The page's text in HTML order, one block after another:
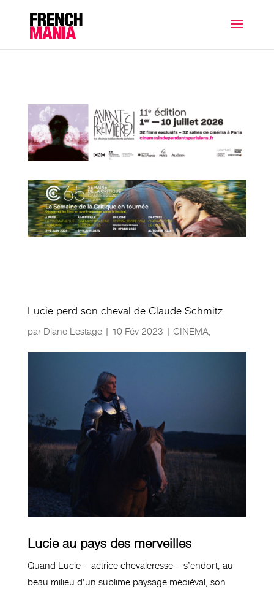
Lucie perd son cheval de Claude Schmitz
par Diane Lestage| 10 Fév 2023 | CINEMA,
Lucie au pays des merveilles
Quand Lucie – actrice chevaleresse– s’endort, au
beau milieu d’un sublime paysage médiéval, son